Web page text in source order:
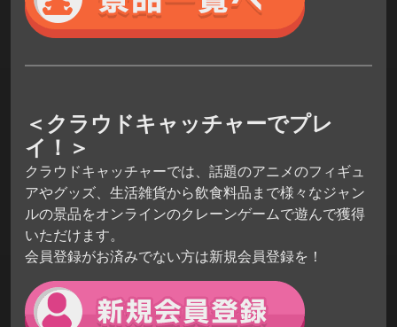
＜クラウドキャッチャーでプレ
イ！＞
クラウドキャッチャーでは、話題のアニメのフィギュ
アやグッズ、生活雑貨から飲食料品まで様々なジャン
ルの景品をオンラインのクレーンゲームで遊んで獲得
いただけます。
会員登録がお済みでない方は新規会員登録を！